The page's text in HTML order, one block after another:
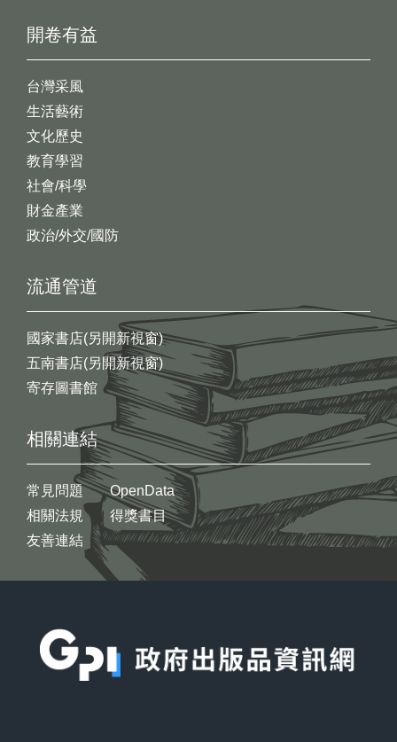
開卷有益
台灣采風
生活藝術
文化歷史
教育學習
社會/科學
財金產業
政治/外交/國防
流通管道
國家書店(另開新視窗)
五南書店(另開新視窗)
寄存圖書館
相關連結
常見問題
相關法規
友善連結
OpenData
得獎書目